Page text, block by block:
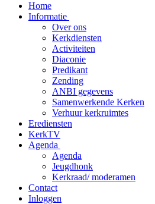
Home
Informatie
Over ons
Kerkdiensten
Activiteiten
Diaconie
Predikant
Zending
ANBI gegevens
Samenwerkende Kerken
Verhuur kerkruimtes
Erediensten
KerkTV
Agenda
Agenda
Jeugdhonk
Kerkraad/ moderamen
Contact
Inloggen